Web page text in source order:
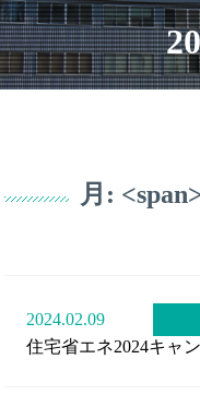
月:
2024.02.09
住宅省エネ2024キャ